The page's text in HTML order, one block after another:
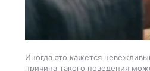
Иногда это кажется
причина такого поведения